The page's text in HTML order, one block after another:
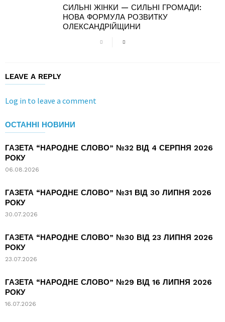
СИЛЬНІ ЖІНКИ — СИЛЬНІ ГРОМАДИ:
НОВА ФОРМУЛА РОЗВИТКУ
ОЛЕКСАНДРІЙЩИНИ
LEAVE A REPLY
Log in to leave a comment
ОСТАННІ НОВИНИ
ГАЗЕТА “НАРОДНЕ СЛОВО” №32 ВІД 4 СЕРПНЯ 2026
РОКУ
06.08.2026
ГАЗЕТА “НАРОДНЕ СЛОВО” №31 ВІД 30 ЛИПНЯ 2026
РОКУ
30.07.2026
ГАЗЕТА “НАРОДНЕ СЛОВО” №30 ВІД 23 ЛИПНЯ 2026
РОКУ
23.07.2026
ГАЗЕТА “НАРОДНЕ СЛОВО” №29 ВІД 16 ЛИПНЯ 2026
РОКУ
16.07.2026